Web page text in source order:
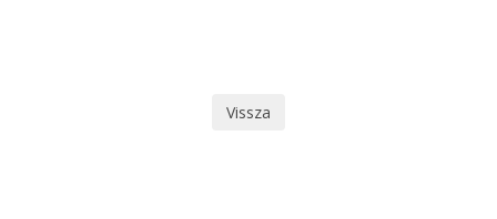
Vissza